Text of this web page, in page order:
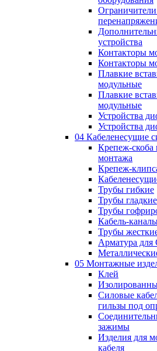
устройства
Контакторы
Контакторы
Плавкие
модульные
Плавкие
модульные
Устройства
Устройства
04 Кабеленесущие
Крепеж-скоба
монтажа
Крепеж-
Трубы гибкие
Трубы гладкие
Трубы
Кабель-
Трубы
Арматура
05 Монтажные
Клей
Силовые
гильзы под
зажимы
Изделия для
кабеля